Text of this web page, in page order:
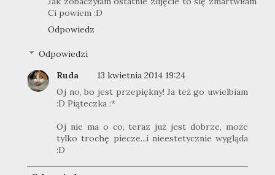
Ci powiem :D
Odpowiedz
Odpowiedzi
Ruda
13 kwietnia 2014 19:24
Oj no, bo jest przepiękny! Ja też go uwielbiam
:D Piąteczka :*
Oj nie ma o co, teraz już jest dobrze, może
tylko trochę piecze...i nieestetycznie wygląda
:D